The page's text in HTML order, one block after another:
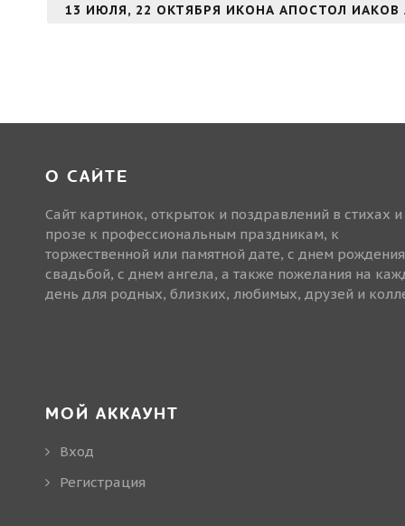
13 ИЮЛЯ, 22 ОКТЯБРЯ ИКОНА АПОСТОЛ ИАКОВ
О САЙТЕ
Сайт картинок, открыток и поздравлений в стихах и
прозе к профессиональным праздникам, к
торжественной или памятной дате, с днем
свадьбой, с днем ангела, а также пожелания на
день для родных, близких, любимых, друзей и
МОЙ АККАУНТ
Вход
Регистрация